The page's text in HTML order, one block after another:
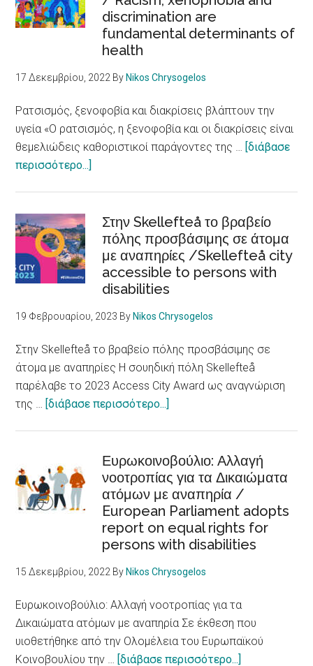
θετικές
αφηγήσεις
discrimination are
fundamental determinants of
health
17 Δεκεμβρίου, 2022 By Nikos Chrysogelos
Ρατσισμός, ξενοφοβία και διακρίσεις βλάπτουν την
υγεία «Ο ρατσισμός, η ξενοφοβία και οι διακρίσεις είναι
θεμελιώδεις καθοριστικοί παράγοντες της … [διάβασε
περισσότερο...]
και
διακρίσεις
βλάπτουν
την
υγεία
/
xenophobia
and
discrimination
are
health
Στην Skellefteå το βραβείο
πόλης προσβάσιμης σε άτομα
με αναπηρίες /Skellefteå city
accessible to persons with
disabilities
19 Φεβρουαρίου, 2023 By Nikos Chrysogelos
Στην Skellefteå το βραβείο πόλης προσβάσιμης σε
άτομα με αναπηρίες Η σουηδική πόλη Skellefteå
παρέλαβε το 2023 Access City Award ως αναγνώριση
της … [διάβασε περισσότερο...]
το
βραβείο
πόλης
προσβάσιμης
σε
άτομα
με
/Skellefteå
city
accessible
to
Ευρωκοινοβούλιο: Αλλαγή
νοοτροπίας για τα Δικαιώματα
ατόμων με αναπηρία /
European Parliament adopts
report on equal rights for
persons with disabilities
15 Δεκεμβρίου, 2022 By Nikos Chrysogelos
Ευρωκοινοβούλιο: Αλλαγή νοοτροπίας για τα
Δικαιώματα ατόμων με αναπηρία Σε έκθεση που
υιοθετήθηκε από την Ολομέλεια του Ευρωπαϊκού
Κοινοβουλίου την … [διάβασε περισσότερο...]